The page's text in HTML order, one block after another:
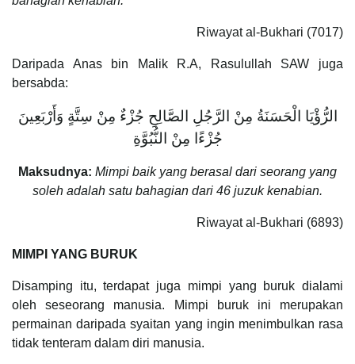
Riwayat al-Bukhari (7017)
Daripada Anas bin Malik R.A, Rasulullah SAW juga
bersabda:
الرُّؤْيَا الْحَسَنَةُ مِنْ الرَّجُلِ الصَّالِحِ جُزْءٌ مِنْ سِتَّةٍ وَأَرْبَعِينَ
جُزْءًا مِنْ النُّبُوَّةِ
Maksudnya: Mimpi baik yang berasal dari seorang yang
soleh adalah satu bahagian dari 46 juzuk kenabian.
Riwayat al-Bukhari (6893)
MIMPI YANG BURUK
Disamping itu, terdapat juga mimpi yang buruk dialami
oleh seseorang manusia. Mimpi buruk ini merupakan
permainan daripada syaitan yang ingin menimbulkan rasa
tidak tenteram dalam diri manusia.